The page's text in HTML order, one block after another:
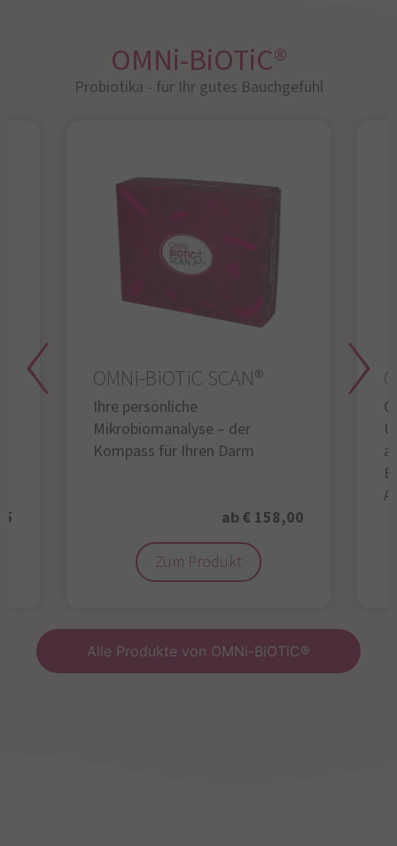
OMNi-BiOTiC®
Probiotika - für Ihr gutes Bauchgefühl​
OMNi-BiOTiC SCAN®
Ihre persönliche
Mikrobiomanalyse – der
Kompass für Ihren Darm
ab € 158,00
Zum Produkt
Alle Produkte von OMNi-BiOTiC®